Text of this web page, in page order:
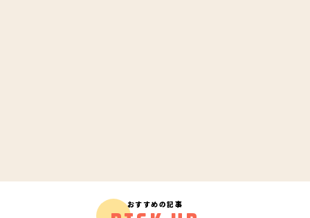
おすすめの記事